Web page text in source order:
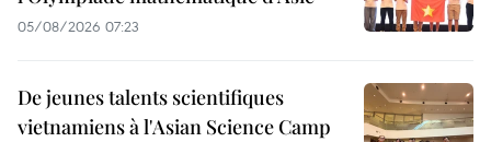
05/08/2026 07:23
De jeunes talents scientifiques
vietnamiens à l'Asian Science Camp